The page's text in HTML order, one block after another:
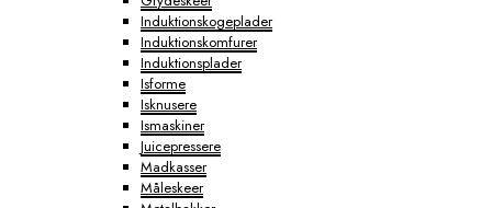
Induktionskogeplader
Induktionskomfurer
Induktionsplader
Isforme
Isknusere
Ismaskiner
Juicepressere
Madkasser
Måleskeer